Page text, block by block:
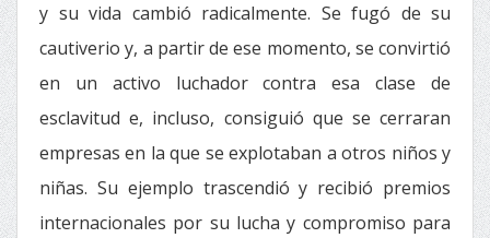
y su vida cambió radicalmente. Se fugó de su
cautiverio y, a partir de ese momento, se convirtió
en un activo luchador contra esa clase de
esclavitud e, incluso, consiguió que se cerraran
empresas en la que se explotaban a otros niños y
niñas. Su ejemplo trascendió y recibió premios
internacionales por su lucha y compromiso para